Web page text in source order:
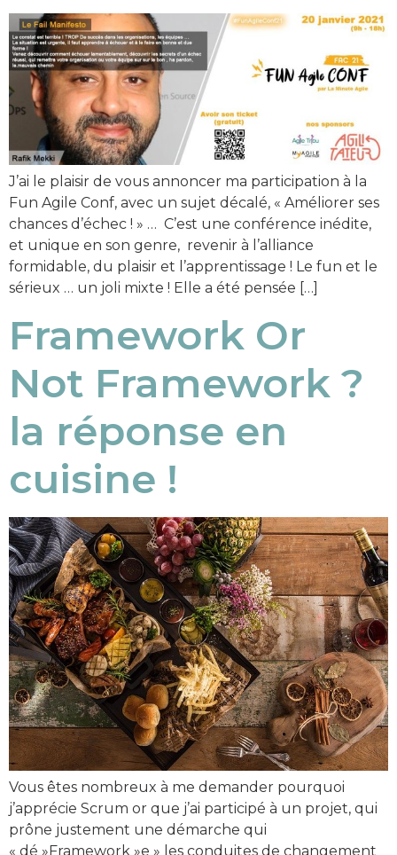
J’ai le plaisir de vous annoncer ma participation à la
Fun Agile Conf, avec un sujet décalé, « Améliorer ses
chances d’échec ! » … C’est une conférence inédite,
et unique en son genre, revenir à l’alliance
formidable, du plaisir et l’apprentissage ! Le fun et le
sérieux … un joli mixte ! Elle a été pensée […]
Framework Or
Not Framework ?
la réponse en
cuisine !
Vous êtes nombreux à me demander pourquoi
j’apprécie Scrum or que j’ai participé à un projet, qui
prône justement une démarche qui
« dé »Framework »e » les conduites de changement